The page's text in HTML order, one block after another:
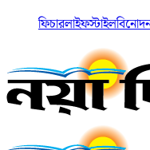
ফিচারলাইফস্টাইল